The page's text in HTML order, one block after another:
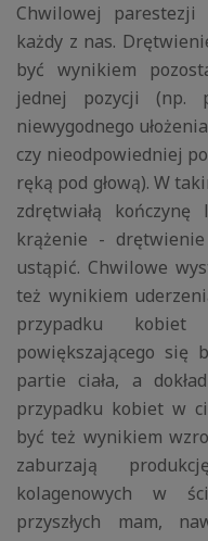
Chwilowej
każdy z nas.
być wynikiem
jednej pozycji (np.
niewygodnego
czy nieodpowiedniej
ręką pod głową). W
zdrętwiałą
krążenie -
ustąpić. Chwilowe
też wynikiem
przypadku kobiet
powiększającego się
partie ciała, a
przypadku kobiet w
być też wynikiem
zaburzają
kolagenowych w
przyszłych mam,